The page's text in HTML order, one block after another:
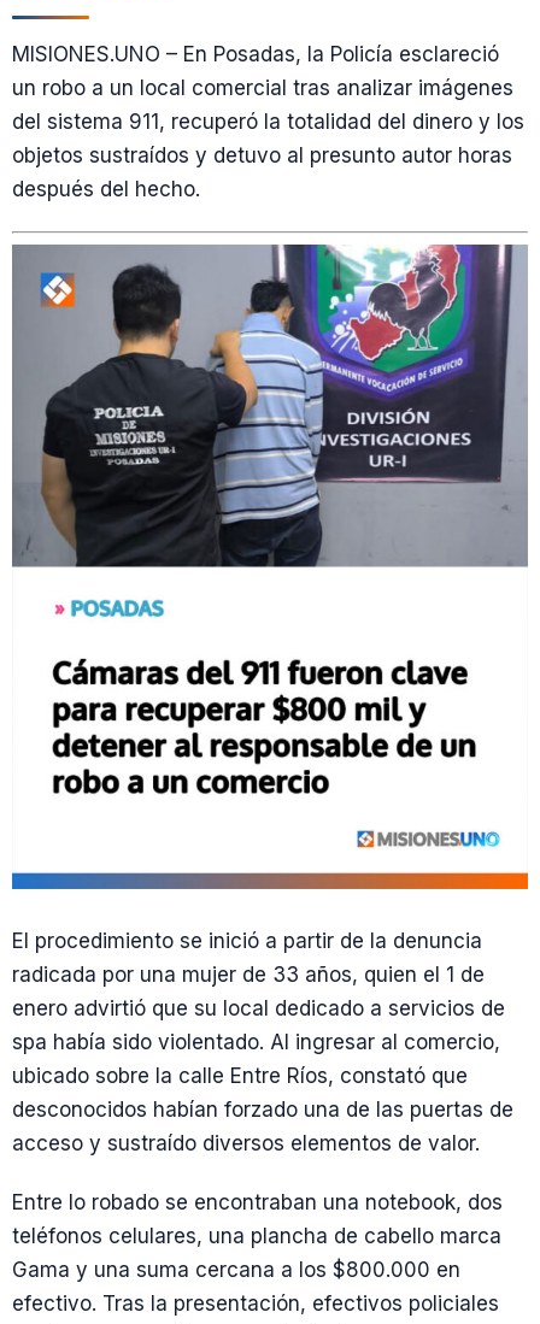
MISIONES.UNO – En Posadas, la Policía esclareció
un robo a un local comercial tras analizar imágenes
del sistema 911, recuperó la totalidad del dinero y los
objetos sustraídos y detuvo al presunto autor horas
después del hecho.
El procedimiento se inició a partir de la denuncia
radicada por una mujer de 33 años, quien el 1 de
enero advirtió que su local dedicado a servicios de
spa había sido violentado. Al ingresar al comercio,
ubicado sobre la calle Entre Ríos, constató que
desconocidos habían forzado una de las puertas de
acceso y sustraído diversos elementos de valor.
Entre lo robado se encontraban una notebook, dos
teléfonos celulares, una plancha de cabello marca
Gama y una suma cercana a los $800.000 en
efectivo. Tras la presentación, efectivos policiales